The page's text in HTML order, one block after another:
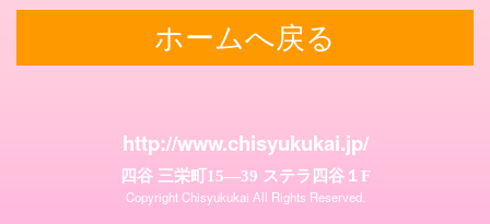
ホームへ戻る
http://www.chisyukukai.jp/
四谷 三栄町15―39 ステラ四谷１F
Copyright Chisyukukai All Rights Reserved.